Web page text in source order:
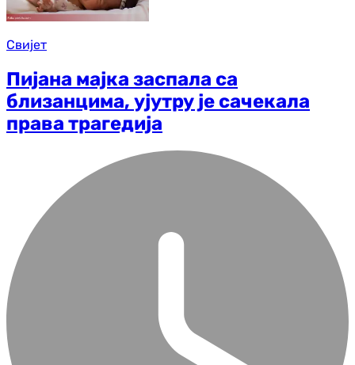
Свијет
Пијана мајка заспала са
близанцима, ујутру је сачекала
права трагедија